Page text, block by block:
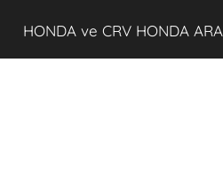
HONDA ve CRV HONDA